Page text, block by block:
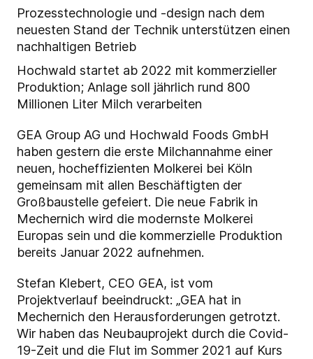
Prozesstechnologie und -design nach dem
neuesten Stand der Technik unterstützen einen
nachhaltigen Betrieb
Hochwald startet ab 2022 mit kommerzieller
Produktion; Anlage soll jährlich rund 800
Millionen Liter Milch verarbeiten
GEA Group AG und Hochwald Foods GmbH
haben gestern die erste Milchannahme einer
neuen, hocheffizienten Molkerei bei Köln
gemeinsam mit allen Beschäftigten der
Großbaustelle gefeiert. Die neue Fabrik in
Mechernich wird die modernste Molkerei
Europas sein und die kommerzielle Produktion
bereits Januar 2022 aufnehmen.
Stefan Klebert, CEO GEA, ist vom
Projektverlauf beeindruckt: „GEA hat in
Mechernich den Herausforderungen getrotzt.
Wir haben das Neubauprojekt durch die Covid-
19-Zeit und die Flut im Sommer 2021 auf Kurs